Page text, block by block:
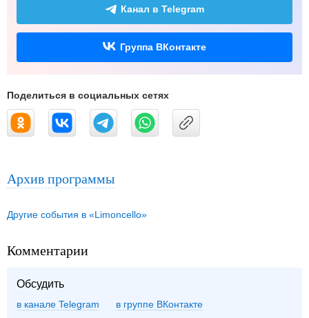
Канал в Telegram
Группа ВКонтакте
Поделиться в социальных сетях
Архив программы
Другие события в «Limoncello»
Комментарии
Обсудить
в канале Telegram группе ВКонтакте